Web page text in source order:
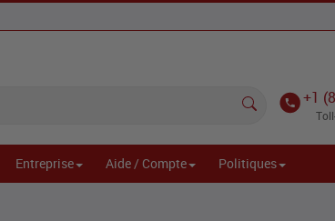
+1
Entreprise Aide / Compte Politiques